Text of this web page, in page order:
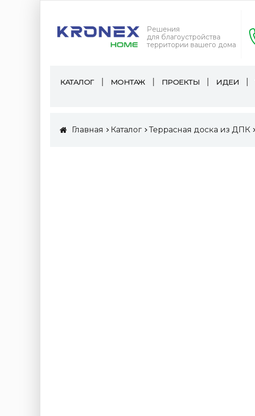
Решения
для благоустройства
территории вашего дома
КАТАЛОГ МОНТАЖ ПРОЕКТЫ ИДЕИ
Главная Каталог Террасная доска из ДПК